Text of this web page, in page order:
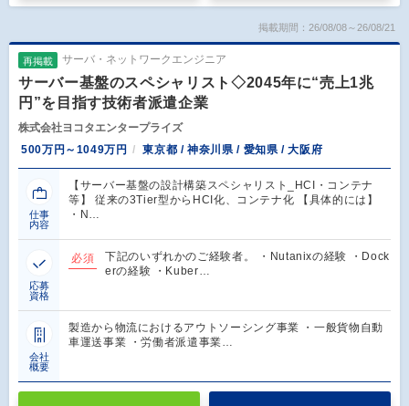
掲載期間：26/08/08～26/08/21
再掲載 サーバ・ネットワークエンジニア
サーバー基盤のスペシャリスト◇2045年に“売上1兆
円”を目指す技術者派遣企業
株式会社ヨコタエンタープライズ
500万円～1049万円
東京都 / 神奈川県 / 愛知県 / 大阪府
仕事
内容
【サーバー基盤の設計構築スペシャリスト_HCI・コンテナ
等】 従来の3Tier型からHCI化、コンテナ化 【具体的には】
・N…
応募
資格
必須
下記のいずれかのご経験者。 ・Nutanixの経験 ・Dock
erの経験 ・Kuber…
会社
概要
製造から物流におけるアウトソーシング事業 ・一般貨物自動
車運送事業 ・労働者派遣事業…